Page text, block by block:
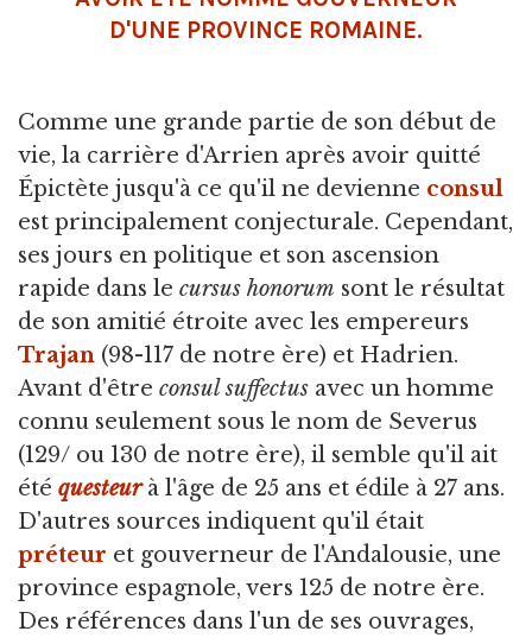
D'UNE PROVINCE ROMAINE.
Comme une grande partie de son début de
vie, la carrière d'Arrien après avoir quitté
Épictète jusqu'à ce qu'il ne devienne consul
est principalement conjecturale. Cependant,
ses jours en politique et son ascension
rapide dans le cursus honorum sont le résultat
de son amitié étroite avec les empereurs
Trajan (98-117 de notre ère) et Hadrien.
Avant d'être consul suffectus avec un homme
connu seulement sous le nom de Severus
(129/ ou 130 de notre ère), il semble qu'il ait
été questeurà l'âge de 25 ans et édile à 27 ans.
D'autres sources indiquent qu'il était
préteur et gouverneur de l'Andalousie, une
province espagnole, vers 125 de notre ère.
Des références dans l'un de ses ouvrages,